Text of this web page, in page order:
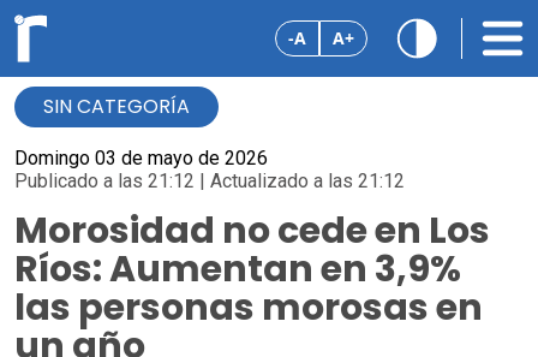
-A A+
SIN CATEGORÍA
Domingo 03 de mayo de 2026
Publicado a las 21:12 | Actualizado a las 21:12
Morosidad no cede en Los
Ríos: Aumentan en 3,9%
las personas morosas en
un año